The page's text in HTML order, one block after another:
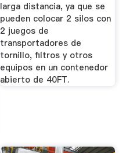
larga distancia, ya que se
pueden colocar 2 silos con
2 juegos de
transportadores de
tornillo, filtros y otros
equipos en un contenedor
abierto de 40FT.